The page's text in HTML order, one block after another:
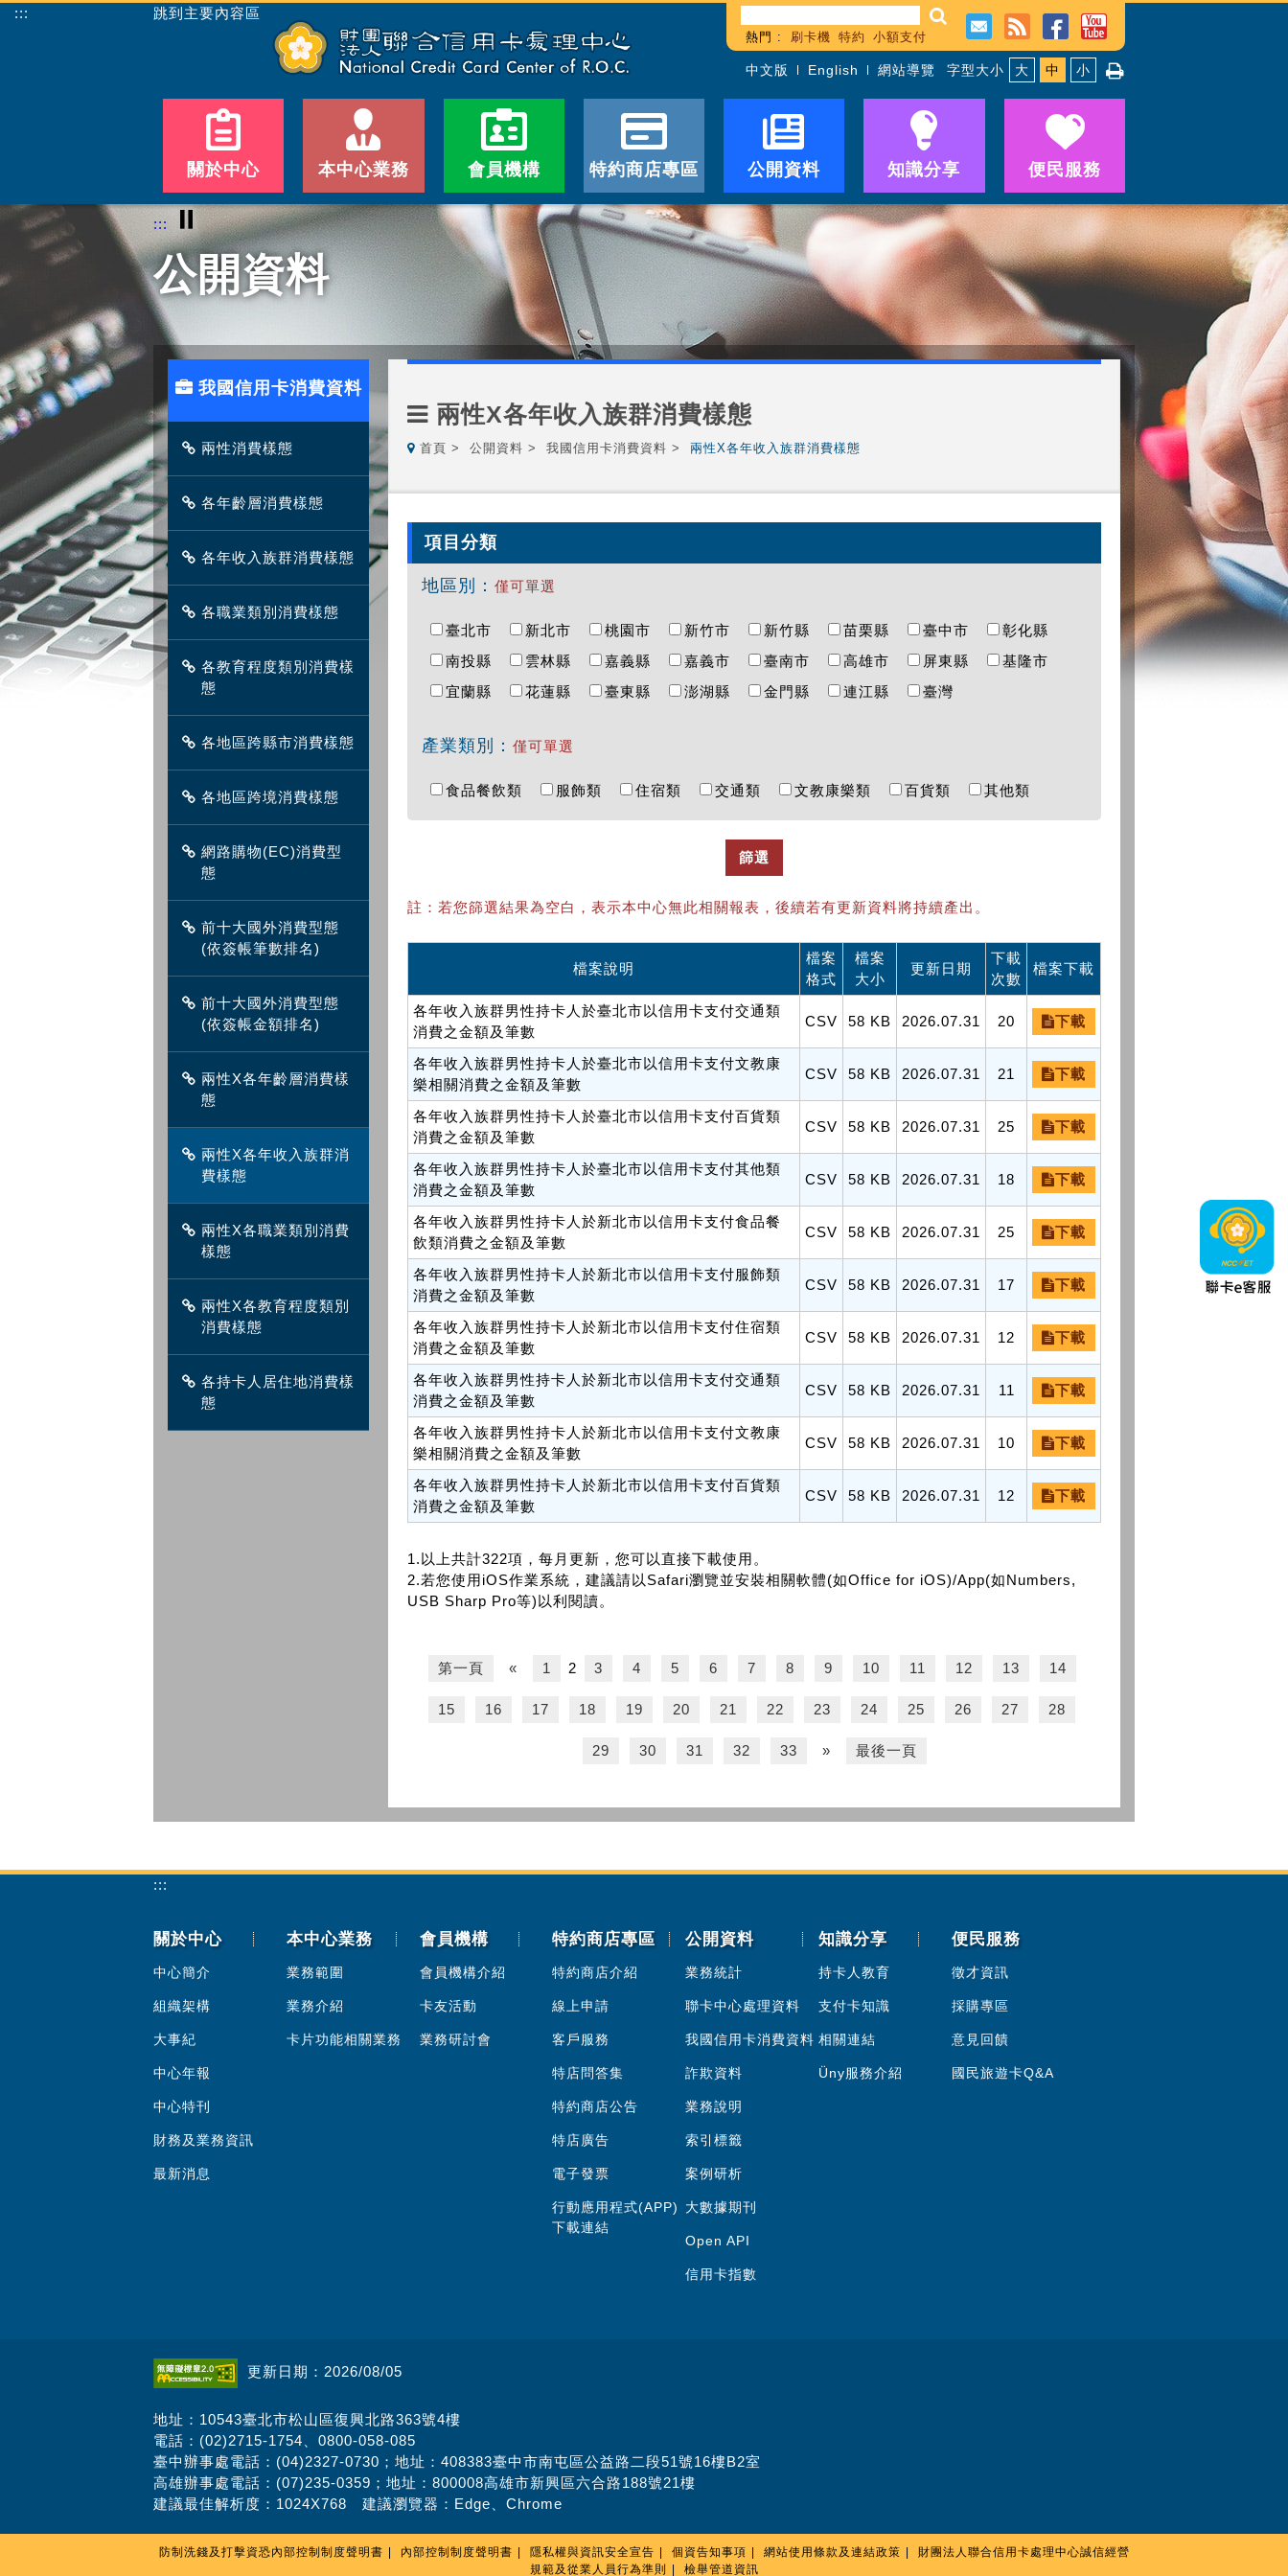
::: 跳到主要內容區
熱門 : 刷卡機 特約 小額支付
中文版 English 網站導覽 字型大小 大 中 小
關於中心 本中心業務 會員機構 特約商店專區 公開資料 知識分享 便民服務
::: ⏸
公開資料
我國信用卡消費資料
兩性消費樣態
各年齡層消費樣態
各年收入族群消費樣態
各職業類別消費樣態
各教育程度類別消費樣
態
各地區跨縣市消費樣態
各地區跨境消費樣態
網路購物(EC)消費型
態
前十大國外消費型態
(依簽帳筆數排名)
前十大國外消費型態
(依簽帳金額排名)
兩性X各年齡層消費樣
態
兩性X各年收入族群消
費樣態
兩性X各職業類別消費
樣態
兩性X各教育程度類別
消費樣態
各持卡人居住地消費樣
態
兩性X各年收入族群消費樣態
首頁 公開資料 我國信用卡消費資料 兩性X各年收入族群消費樣態
項目分類
地區別： 僅可單選
臺北市 新北市 桃園市 新竹市 新竹縣 苗栗縣 臺中市
彰化縣
南投縣
雲林縣 嘉義縣 嘉義市 臺南市 高雄市 屏東縣
基隆市
宜蘭縣
花蓮縣 臺東縣 澎湖縣 金門縣 連江縣 臺灣
產業類別： 僅可單選
食品餐飲類 服飾類 住宿類 交通類 文教康樂類 百貨類 其他類
篩選
註：若您篩選結果為空白，表示本中心無此相關報表，後續若有更新資料將持續產出。
檔案說明
檔案
格式
檔案
大小
更新日期
下載
次數
檔案下載
各年收入族群男性持卡人於臺北市以信用卡支付交通類
消費之金額及筆數
CSV 58 KB 2026.07.31 20 下載
各年收入族群男性持卡人於臺北市以信用卡支付文教康
樂相關消費之金額及筆數
CSV 58 KB 2026.07.31 21 下載
各年收入族群男性持卡人於臺北市以信用卡支付百貨類
消費之金額及筆數
CSV 58 KB 2026.07.31 25 下載
各年收入族群男性持卡人於臺北市以信用卡支付其他類
消費之金額及筆數
CSV 58 KB 2026.07.31 18 下載
各年收入族群男性持卡人於新北市以信用卡支付食品餐
飲類消費之金額及筆數
CSV 58 KB 2026.07.31 25 下載
各年收入族群男性持卡人於新北市以信用卡支付服飾類
消費之金額及筆數
CSV 58 KB 2026.07.31 17 下載
各年收入族群男性持卡人於新北市以信用卡支付住宿類
消費之金額及筆數
CSV 58 KB 2026.07.31 12 下載
各年收入族群男性持卡人於新北市以信用卡支付交通類
消費之金額及筆數
CSV 58 KB 2026.07.31 11 下載
各年收入族群男性持卡人於新北市以信用卡支付文教康
樂相關消費之金額及筆數
CSV 58 KB 2026.07.31 10 下載
各年收入族群男性持卡人於新北市以信用卡支付百貨類
消費之金額及筆數
CSV 58 KB 2026.07.31 12 下載
1.以上共計322項，每月更新，您可以直接下載使用。
2.若您使用iOS作業系統，建議請以Safari瀏覽並安裝相關軟體(如Office for iOS)/App(如Numbers,
USB Sharp Pro等)以利閱讀。
第一頁 « 1 2 3 4 5 6 7 8 9 10 11 12 13 14
15 16 17 18 19 20 21 22 23 24 25 26 27 28
29 30 31 32 33 » 最後一頁
:::
關於中心
中心簡介
組織架構
大事紀
中心年報
中心特刊
財務及業務資訊
最新消息
本中心業務
業務範圍
業務介紹
卡片功能相關業務
會員機構
會員機構介紹
卡友活動
業務研討會
特約商店專區
特約商店介紹
線上申請
客戶服務
特店問答集
特約商店公告
特店廣告
電子發票
行動應用程式(APP)
下載連結
公開資料
業務統計
聯卡中心處理資料
我國信用卡消費資料
詐欺資料
業務說明
索引標籤
案例研析
大數據期刊
Open API
信用卡指數
知識分享
持卡人教育
支付卡知識
相關連結
Üny服務介紹
便民服務
徵才資訊
採購專區
意見回饋
國民旅遊卡Q&A
更新日期：2026/08/05
地址：10543臺北市松山區復興北路363號4樓
電話：(02)2715-1754、0800-058-085
臺中辦事處電話：(04)2327-0730；地址：408383臺中市南屯區公益路二段51號16樓B2室
高雄辦事處電話：(07)235-0359；地址：800008高雄市新興區六合路188號21樓
建議最佳解析度：1024X768 建議瀏覽器：Edge、Chrome
防制洗錢及打擊資恐內部控制制度聲明書 內部控制制度聲明書 隱私權與資訊安全宣告 個資告知事項 網站使用條款及連結政策
財團法人聯合信用卡處理中心誠信經營
規範及從業人員行為準則
檢舉管道資訊